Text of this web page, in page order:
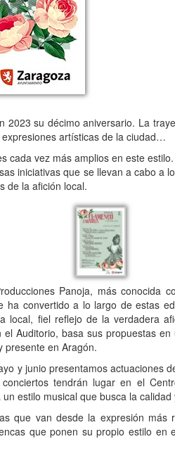
su décimo aniversario. La
artísticas de la ciudad…
vez más amplios en este
iniciativas que se llevan a cabo a
de la afición local.
Panoja, más conocida
convertido a lo largo de estas
local, fiel reflejo de la verdadera
Auditorio, basa sus propuestas
presente en Aragón.
y junio presentamos actuaciones
tendrán lugar en el
estilo musical que busca la
que van desde la expresión más
que ponen su propio estilo